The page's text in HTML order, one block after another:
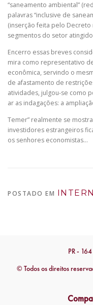
“saneamento ambiental”
palavras “inclusive de
(inserção feita pelo Decreto
segmentos do setor
Encerro essas breves
mira como representativo
econômica, servindo o
de afastamento de
atividades, julgou-se como
ar as indagações: a
Temer” realmente se
investidores estrangeiros
os senhores economistas…
POSTADO EM
PR -
© Todos os direitos